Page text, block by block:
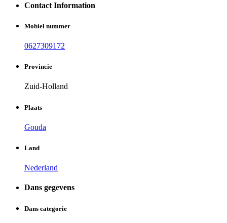
Contact Information
Mobiel nummer
0627309172
Provincie
Zuid-Holland
Plaats
Gouda
Land
Nederland
Dans gegevens
Dans categorie